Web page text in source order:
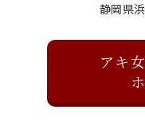
静岡県
アキ